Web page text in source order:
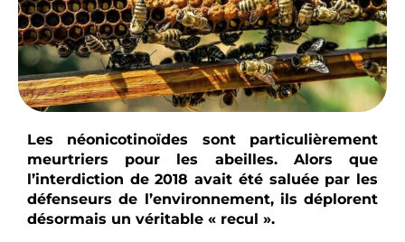
Les néonicotinoïdes sont particulièrement
meurtriers pour les abeilles. Alors que
l’interdiction de 2018 avait été saluée par les
défenseurs de l’environnement, ils déplorent
désormais un véritable « recul ».